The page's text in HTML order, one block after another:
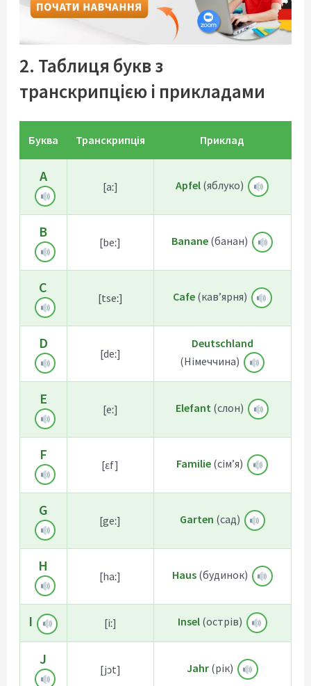
2. Таблиця букв з
транскрипцією і прикладами
Буква Транскрипція Приклад
A
[aː] Apfel (яблуко)
B
[beː] Banane (банан)
C
[tseː] Cafe(кав’ярня)
D
[deː]
Deutschland
(Німеччина)
E
[eː] Elefant (слон)
F
[ɛf] Familie (сім’я)
G
[geː] Garten (сад)
H
[haː] Haus(будинок)
I [iː] Insel(острів)
J
[jɔt] Jahr(рік)